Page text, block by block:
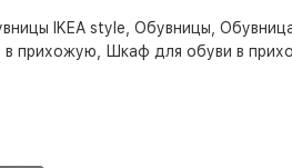
IKEA style Обувницы
в прихожую Шкаф для обуви в